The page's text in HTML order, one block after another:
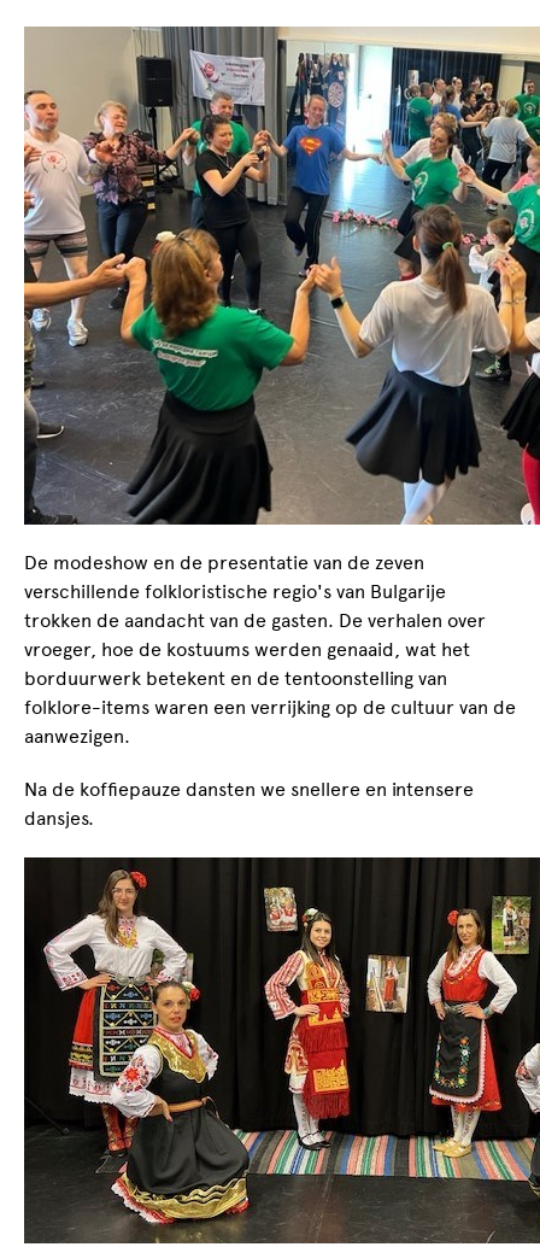
De modeshow en de presentatie van de zeven
verschillende folkloristische regio's van Bulgarije
trokken de aandacht van de gasten. De verhalen over
vroeger, hoe de kostuums werden genaaid, wat het
borduurwerk betekent en de tentoonstelling van
folklore-items waren een verrijking op de cultuur van de
aanwezigen.
Na de koffiepauze dansten we snellere en intensere
dansjes.